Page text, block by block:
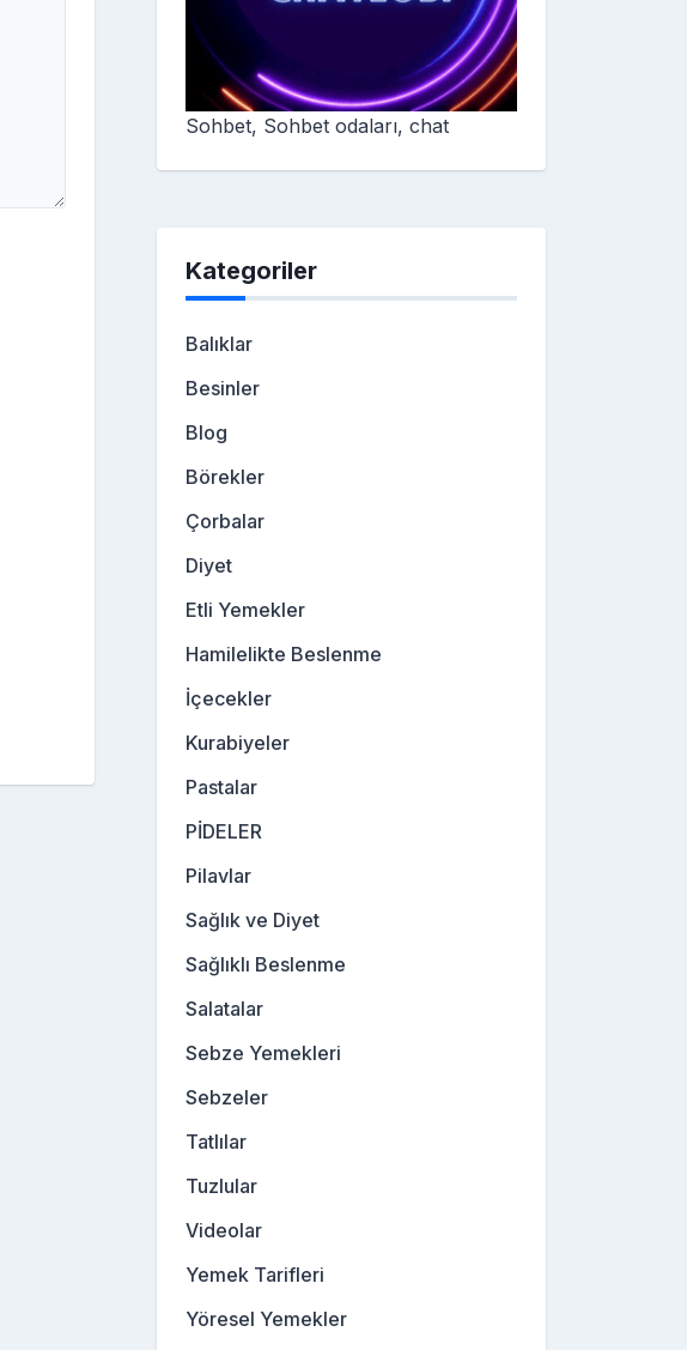
Sohbet, Sohbet odaları, chat
Kategoriler
Balıklar
Besinler
Blog
Börekler
Çorbalar
Diyet
Etli Yemekler
Hamilelikte Beslenme
İçecekler
Kurabiyeler
Pastalar
PİDELER
Pilavlar
Sağlık ve Diyet
Sağlıklı Beslenme
Salatalar
Sebze Yemekleri
Sebzeler
Tatlılar
Tuzlular
Videolar
Yemek Tarifleri
Yöresel Yemekler